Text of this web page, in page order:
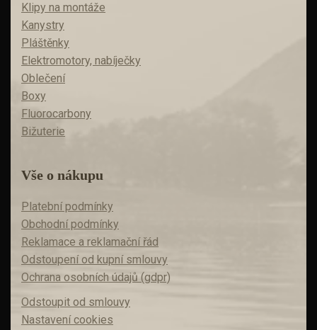
Klipy na montáže
Kanystry
Pláštěnky
Elektromotory, nabíječky
Oblečení
Boxy
Fluorocarbony
Bižuterie
Vše o nákupu
Platební podmínky
Obchodní podmínky
Reklamace a reklamační řád
Odstoupení od kupní smlouvy
Ochrana osobních údajů (gdpr)
Odstoupit od smlouvy
Nastavení cookies